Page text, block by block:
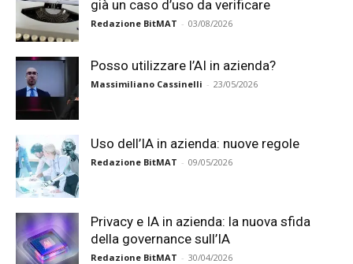
già un caso d’uso da verificare
Redazione BitMAT - 03/08/2026
Posso utilizzare l’AI in azienda?
Massimiliano Cassinelli - 23/05/2026
Uso dell’IA in azienda: nuove regole
Redazione BitMAT - 09/05/2026
Privacy e IA in azienda: la nuova sfida
della governance sull’IA
Redazione BitMAT - 30/04/2026